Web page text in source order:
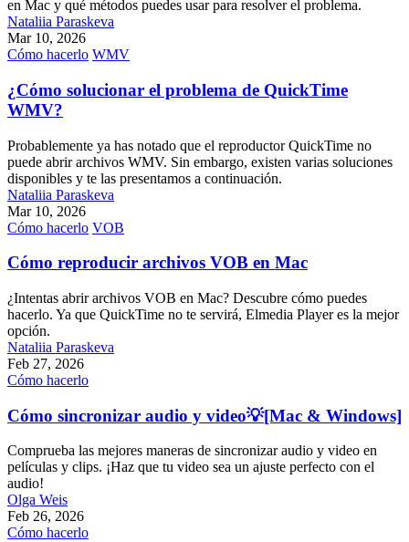
en Mac y qué métodos puedes usar para resolver el problema.
Nataliia Paraskeva
Mar 10, 2026
Cómo hacerlo WMV
¿Cómo solucionar el problema de QuickTime
WMV?
Probablemente ya has notado que el reproductor QuickTime no
puede abrir archivos WMV. Sin embargo, existen varias soluciones
disponibles y te las presentamos a continuación.
Nataliia Paraskeva
Mar 10, 2026
Cómo hacerlo VOB
Cómo reproducir archivos VOB en Mac
¿Intentas abrir archivos VOB en Mac? Descubre cómo puedes
hacerlo. Ya que QuickTime no te servirá, Elmedia Player es la mejor
opción.
Nataliia Paraskeva
Feb 27, 2026
Cómo hacerlo
Cómo sincronizar audio y video💡[Mac & Windows]
Comprueba las mejores maneras de sincronizar audio y video en
películas y clips. ¡Haz que tu video sea un ajuste perfecto con el
audio!
Olga Weis
Feb 26, 2026
Cómo hacerlo